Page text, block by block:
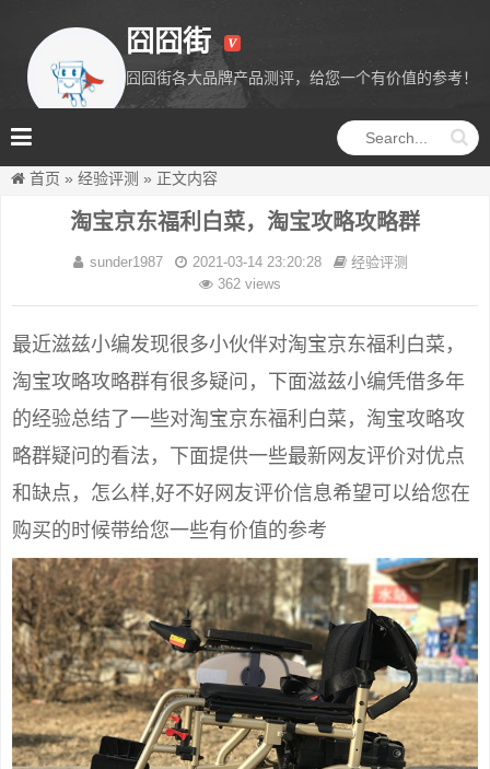
囧囧街
囧囧街各大品牌产品测评，给您一个有价值的参考！
首页 » 经验评测 » 正文内容
淘宝京东福利白菜，淘宝攻略攻略群
sunder1987 2021-03-14 23:20:28
经验评测
362 views
最近滋兹小编发现很多小伙伴对淘宝京东福利白菜，
淘宝攻略攻略群有很多疑问，下面滋兹小编凭借多年
的经验总结了一些对淘宝京东福利白菜，淘宝攻略攻
略群疑问的看法，下面提供一些最新网友评价对优点
和缺点，怎么样,好不好网友评价信息希望可以给您在
购买的时候带给您一些有价值的参考